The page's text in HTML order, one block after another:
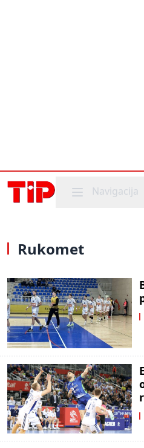
Mobile menu
Navigacija
Rukomet